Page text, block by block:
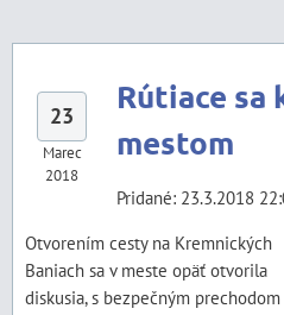
23
Marec
2018
Rútiace sa
mestom
Pridané: 23.3.2018
Otvorením cesty na Kremnických
Baniach sa v meste opäť otvorila
diskusia, s bezpečným